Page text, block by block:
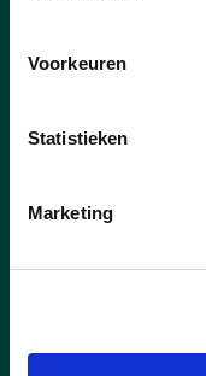
Voorkeuren
Statistieken
Marketing